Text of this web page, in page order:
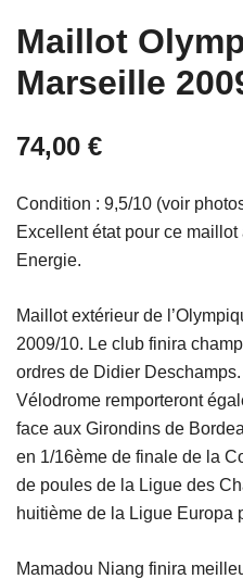
Maillot
Marseille
74,00 €
Condition : 9,5/10 (voir
Excellent état pour ce
Energie.
Maillot extérieur de
2009/10. Le club finira
ordres de Didier
Vélodrome remporteront
face aux Girondins de
en 1/16ème de finale de la
de poules de la Ligue des
huitième de la Ligue Europa
Mamadou Niang finira